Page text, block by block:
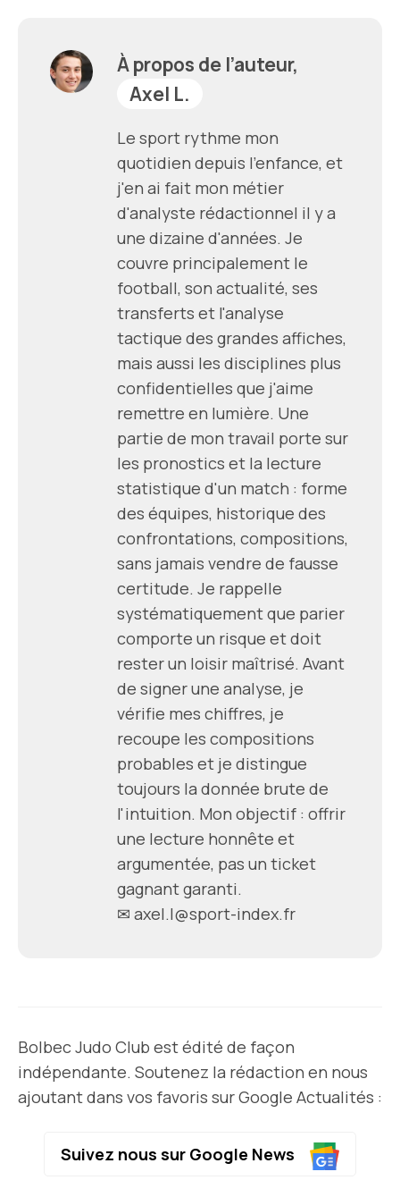
À propos de l’auteur,
Axel L.
Le sport rythme mon
quotidien depuis l'enfance, et
j'en ai fait mon métier
d'analyste rédactionnel il y a
une dizaine d'années. Je
couvre principalement le
football, son actualité, ses
transferts et l'analyse
tactique des grandes affiches,
mais aussi les disciplines plus
confidentielles que j'aime
remettre en lumière. Une
partie de mon travail porte sur
les pronostics et la lecture
statistique d'un match : forme
des équipes, historique des
confrontations, compositions,
sans jamais vendre de fausse
certitude. Je rappelle
systématiquement que parier
comporte un risque et doit
rester un loisir maîtrisé. Avant
de signer une analyse, je
vérifie mes chiffres, je
recoupe les compositions
probables et je distingue
toujours la donnée brute de
l'intuition. Mon objectif : offrir
une lecture honnête et
argumentée, pas un ticket
gagnant garanti.
✉ axel.l@sport-index.fr
Bolbec Judo Club est édité de façon
indépendante. Soutenez la rédaction en nous
ajoutant dans vos favoris sur Google Actualités :
Suivez nous sur Google News